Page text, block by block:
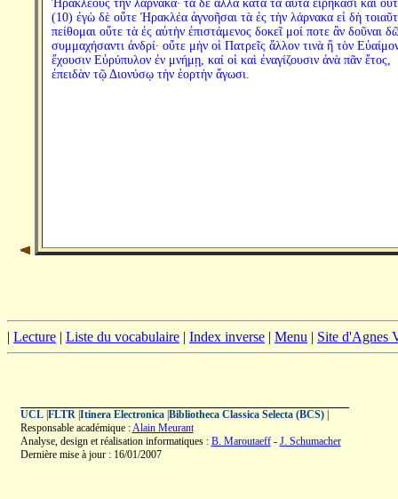
Ἡρακλέους τὴν λάρνακα· τὰ δὲ ἄλλα κατὰ τὰ αὐτὰ εἰρήκασι καὶ
(10) ἐγὼ δὲ οὔτε Ἡρακλέα ἀγνοῆσαι τὰ ἐς τὴν λάρνακα εἰ δὴ
πείθομαι οὔτε τὰ ἐς αὐτὴν ἐπιστάμενος δοκεῖ μοί ποτε ἂν δοῦναι
συμμαχήσαντι ἀνδρί· οὔτε μὴν οἱ Πατρεῖς ἄλλον τινὰ ἢ τὸν
ἔχουσιν Εὐρύπυλον ἐν μνήμῃ, καί οἱ καὶ ἐναγίζουσιν ἀνὰ πᾶν ἔτος,
ἐπειδὰν τῷ Διονύσῳ τὴν ἑορτὴν ἄγωσι.
| Lecture | Liste du vocabulaire | Index inverse | Menu | Site d'Agnes
UCL| FLTR| Itinera Electronica| Bibliotheca Classica Selecta (BCS)|
Responsable académique :Alain Meurant
Analyse, design et réalisation informatiques : B. Maroutaeff- J. Schumacher
Dernière mise à jour : 16/01/2007